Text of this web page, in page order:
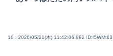
10 : 2026/05/21(木) 11:42:06.992